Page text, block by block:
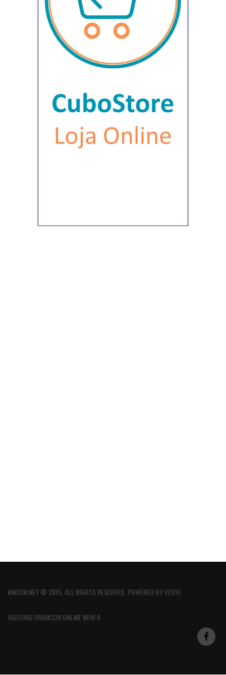
KNOOW.NET © 2015. ALL RIGHTS RESERVED. POWERED BYVERSE
VISITORS:18884338 ONLINE NOW:8